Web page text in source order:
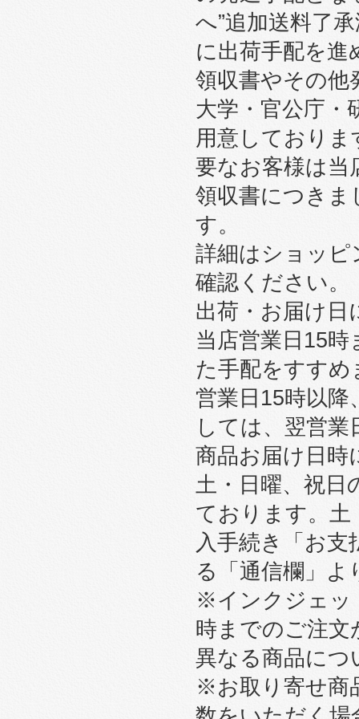
へ”追加送料了
に出荷手配を進
領収書やその他
大学・官公庁・
用意しておりま
要なお客様は当
領収書につきま
す。
詳細はショッ
確認ください。
出荷・お届け日
当店営業日15
た手配をすすめ
営業日15時以
しては、翌営
商品お届け日時
土・日曜、祝日
ております。土
入手続き「お
る「通信欄」
※インクジェッ
時までのご注文
異なる商品につ
※お取り寄せ商